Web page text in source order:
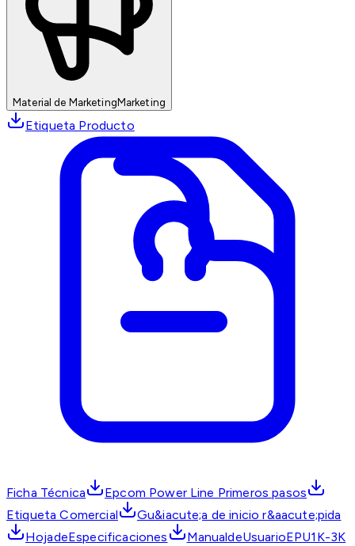
Material de MarketingMarketing
Etiqueta Producto
Ficha Técnica
Epcom Power Line Primeros pasos
Etiqueta Comercial
Gu&iacute;a de inicio r&aacute;pida
HojadeEspecificaciones
ManualdeUsuarioEPU1K-3K